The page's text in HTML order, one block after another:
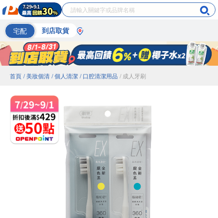
宅配 到店取貨
首頁 / 美妝個清 / 個人清潔 / 口腔清潔用品 / 成人牙刷